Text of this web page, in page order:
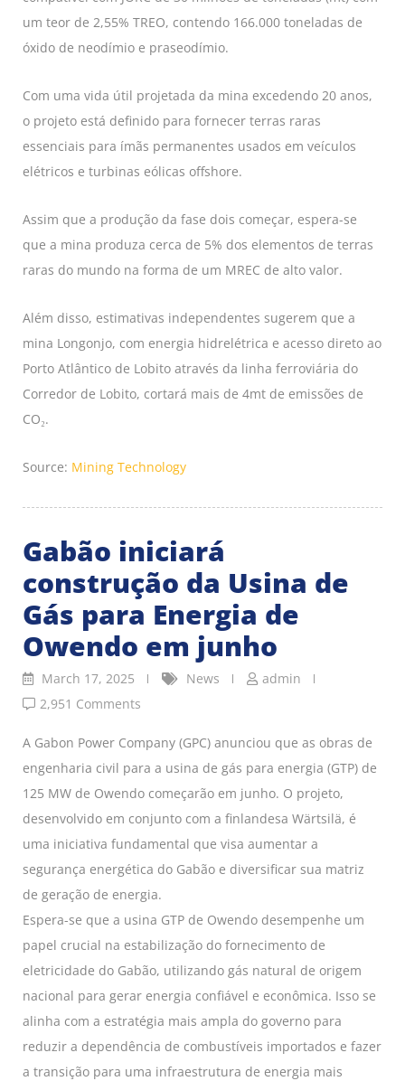
um teor de 2,55% TREO, contendo 166.000 toneladas de
óxido de neodímio e praseodímio.
Com uma vida útil projetada da mina excedendo 20 anos,
o projeto está definido para fornecer terras raras
essenciais para ímãs permanentes usados ​​em veículos
elétricos e turbinas eólicas offshore.
Assim que a produção da fase dois começar, espera-se
que a mina produza cerca de 5% dos elementos de terras
raras do mundo na forma de um MREC de alto valor.
Além disso, estimativas independentes sugerem que a
mina Longonjo, com energia hidrelétrica e acesso direto ao
Porto Atlântico de Lobito através da linha ferroviária do
Corredor de Lobito, cortará mais de 4mt de emissões de
CO₂.
Source: Mining Technology
Gabão iniciará
construção da Usina de
Gás para Energia de
Owendo em junho
March 17, 2025 News
admin
2,951 Comments
A Gabon Power Company (GPC) anunciou que as obras de
engenharia civil para a usina de gás para energia (GTP) de
125 MW de Owendo começarão em junho. O projeto,
desenvolvido em conjunto com a finlandesa Wärtsilä, é
uma iniciativa fundamental que visa aumentar a
segurança energética do Gabão e diversificar sua matriz
de geração de energia.
Espera-se que a usina GTP de Owendo desempenhe um
papel crucial na estabilização do fornecimento de
eletricidade do Gabão, utilizando gás natural de origem
nacional para gerar energia confiável e econômica. Isso se
alinha com a estratégia mais ampla do governo para
reduzir a dependência de combustíveis importados e fazer
a transição para uma infraestrutura de energia mais